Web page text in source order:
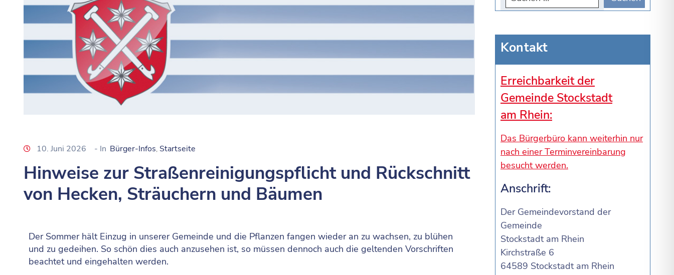
10. Juni 2026 - In Bürger-Infos‚ Startseite
Hinweise zur Straßenreinigungspflicht und Rückschnitt
von Hecken, Sträuchern und Bäumen
Der Sommer hält Einzug in unserer Gemeinde und die Pflanzen fangen wieder an zu wachsen, zu blühen
und zu gedeihen. So schön dies auch anzusehen ist, so müssen dennoch auch die geltenden Vorschriften
beachtet und eingehalten werden.
Kontakt
Erreichbarkeit der
Gemeinde Stockstadt
am Rhein:
Das Bürgerbüro kann weiterhin nur
nach einer Terminvereinbarung
besucht werden.
Anschrift:
Der Gemeindevorstand der
Gemeinde
Stockstadt am Rhein
Kirchstraße 6
64589 Stockstadt am Rhein